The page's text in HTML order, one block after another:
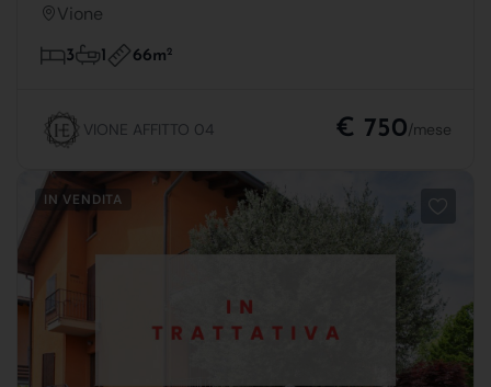
Vione
3 1 66m2
VIONE AFFITTO 04 € 750/mese
IN VENDITA